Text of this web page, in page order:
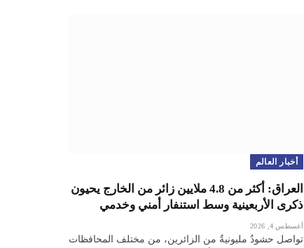
أخبار العالم
العراق: أكثر من 4.8 ملايين زائر من الخارج يحيون
ذكرى الأربعينية وسط استنفار أمني وخدمي
أغسطس 4, 2026
تواصل حشودٌ مليونيةٌ من الزائرين، من مختلف المحافظات